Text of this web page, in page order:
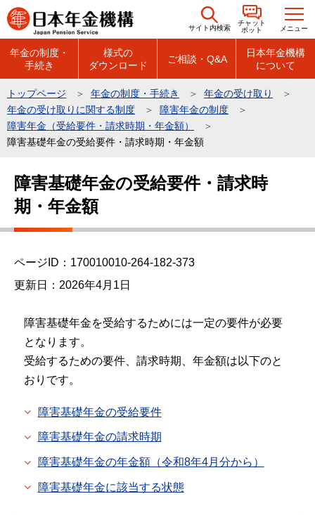
こ
の
の
先
頭
サイト内検索
チャット
ボット
メニュー
年金の制度・
手続き
様式の
ダウンロード
ご相談・Q&A
日本年金機構
について
トップページ 年金の制度・手続き
年金の受け取り
年金の受け取りに関する制度
障害年金の制度
障害年金（受給要件・請求時期・年金額）
障害基礎年金の受給要件・請求時期・年金額
障害基礎年金の受給要件・請求時
期・年金額
ページID：170010010-264-182-373
更新日：2026年4月1日
障害基礎年金を受給するためには一定の要件が必要
となります。
受給するための要件、請求時期、年金額は以下のと
おりです。
障害基礎年金の受給要件
障害基礎年金の請求時期
障害基礎年金の年金額（令和8年4月分から）
障害基礎年金に該当する状態